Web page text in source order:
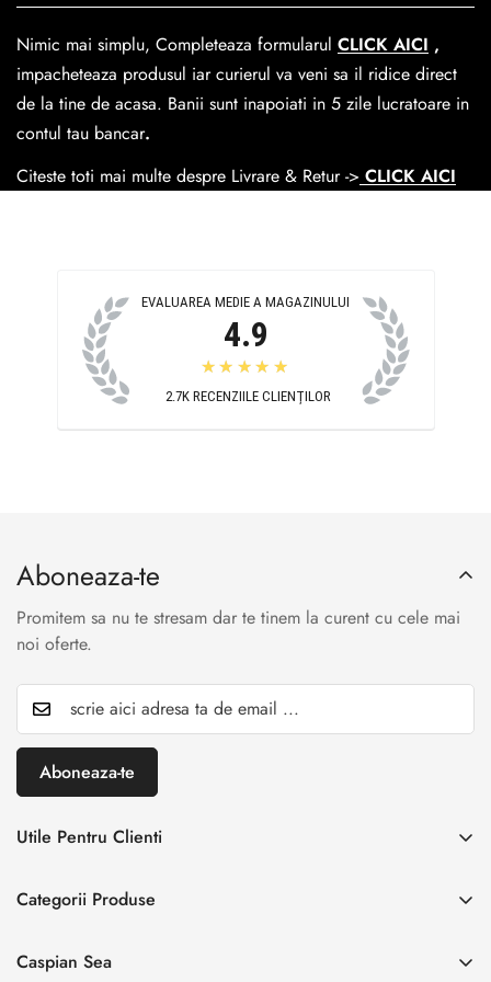
Easybox-ul Emag.
Cosul de livrareeste 15 lei pentru o comanda mai mica de
390 lei si Gratuit pentru o comanda de peste 390 lei.
Nimic mai simplu, Completeaza formularul CLICK AICI ,
impacheteaza produsul iar curierul va veni sa il ridice direct
de la tine de acasa. Banii sunt inapoiati in 5 zile lucratoare in
contul tau bancar.
Citeste toti mai multe despre Livrare & Retur -> CLICK AICI
EVALUAREA MEDIE A MAGAZINULUI
4.9
★★★★★
2.7K RECENZIILE CLIENȚILOR
Aboneaza-te
Promitem sa nu te stresam dar te tinem la curent cu cele mai
noi oferte.
Aboneaza-te
Utile Pentru Clienti
Creaza cont
Autentificare cont
Categorii Produse
Caspian Sea